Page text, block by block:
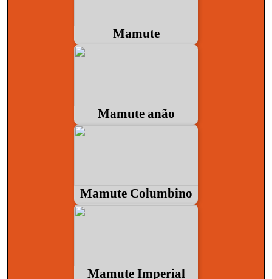
Mamute
Mamute anão
Mamute Columbino
Mamute Imperial